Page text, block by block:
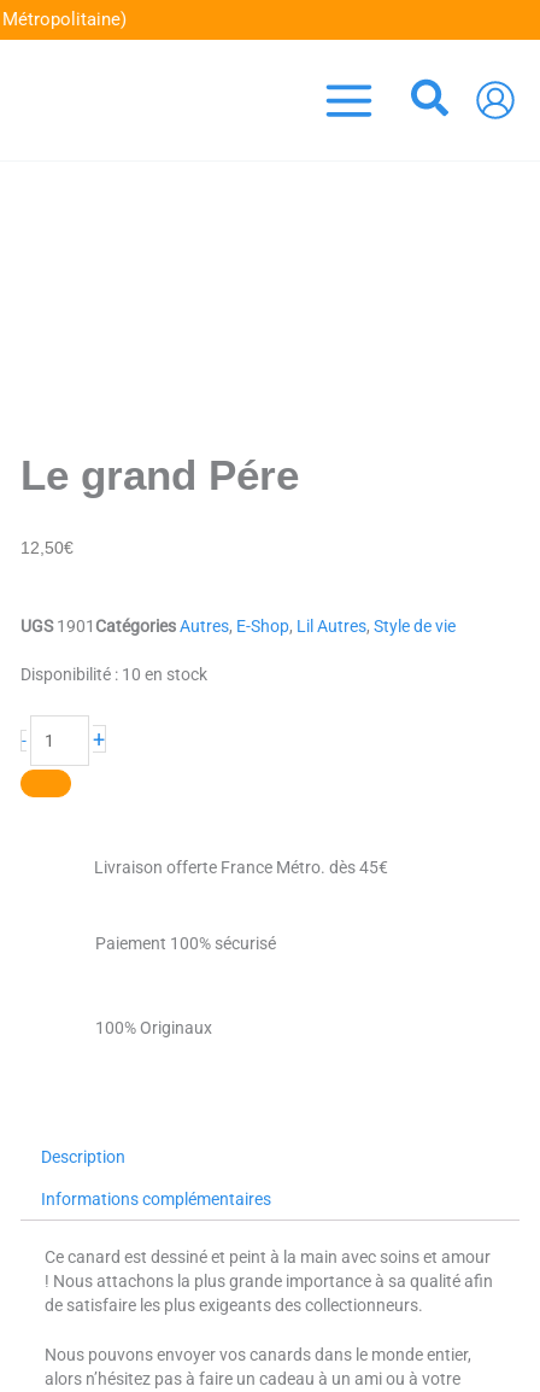
Aller
Le grand Pére
12,50€
UGS1901 Catégories Autres, E-Shop, Lil Autres,Style de vie
Disponibilité : 10 en stock
-
quantité
Le
grand
Pére
+
Livraison offerte France Métro. dès 45€
Paiement 100% sécurisé
100% Originaux
Description
Informations complémentaires
Ce canard est dessiné et peint à la main avec soins et amour
! Nous attachons la plus grande importance à sa qualité afin
de satisfaire les plus exigeants des collectionneurs.
Nous pouvons envoyer vos canards dans le monde entier,
alors n’hésitez pas à faire un cadeau à un ami ou à votre